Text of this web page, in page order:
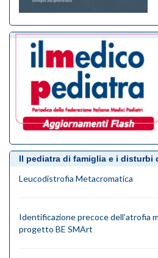
Il pediatra di famiglia e i disturbi
Leucodistrofia Metacromatica
Identificazione precoce dell’atrofia
progetto BE SMArt